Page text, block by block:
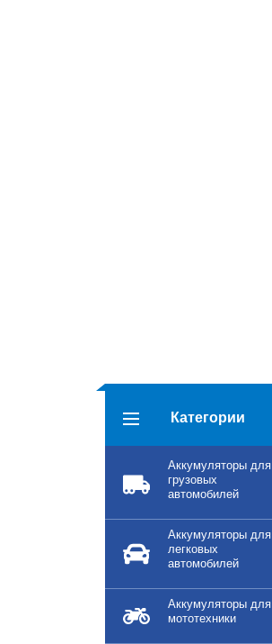
Категории
Аккумуляторы для
грузовых
автомобилей
Аккумуляторы для
легковых
автомобилей
Аккумуляторы для
мототехники